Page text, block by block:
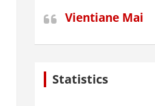
Vientiane Mai
Statistics